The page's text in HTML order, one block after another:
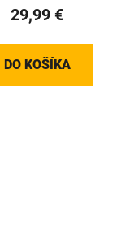
29,99 €
DO KOŠÍKA